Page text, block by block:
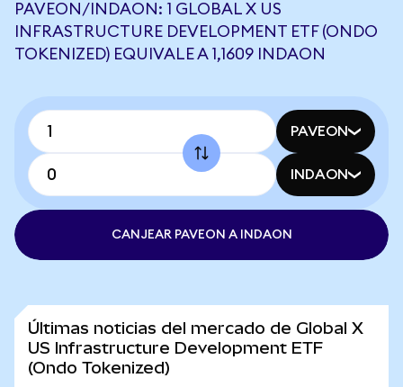
PAVEON/INDAON: 1 GLOBAL X US
INFRASTRUCTURE DEVELOPMENT ETF (ONDO
TOKENIZED) EQUIVALE A 1,1609 INDAON
PAVEON
INDAON
CANJEAR PAVEON A INDAON
Últimas noticias del mercado de Global X
US Infrastructure Development ETF
(Ondo Tokenized)